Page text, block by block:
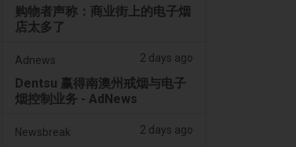
购物者声称：商业街上的电子烟
店太多了
Adnews 2 days ago
Dentsu 赢得南澳州戒烟与电子
烟控制业务 - AdNews
Newsbreak 2 days ago